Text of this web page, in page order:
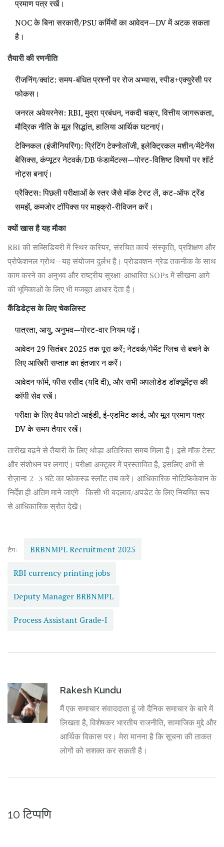
प्रमाण पत्र रखें।
NOC के बिना सरकारी/PSU कर्मियों का आवेदन—DV में अटक सकता
है।
तैयारी की रणनीति
रीजनिंग/क्वांट: समय-बंधित प्रश्नों पर रोज अभ्यास, स्पीड+एक्युरेसी पर
फोकस।
जनरल अवेयरनेस: RBI, मुद्रा प्रबंधन, नकदी चक्र, वित्तीय जागरूकता,
मौद्रिक नीति के मूल सिद्धांत, हालिया आर्थिक घटनाएं।
टेक्निकल (इंजीनियरिंग): प्रिंटिंग टेक्नोलॉजी, इलेक्ट्रिकल मशीन/मेंटेनेंस
बेसिक्स, कंप्यूटर नेटवर्क/DB फंडामेंटल्स—पोस्ट-विशिष्ट विषयों पर शॉर्ट
नोट्स बनाएं।
प्रैक्टिस: पिछली परीक्षाओं के स्तर जैसे मॉक टेस्ट लें, कट-ऑफ ट्रेंड
समझें, कमजोर टॉपिक्स पर माइक्रो-रीविजन करें।
क्यों खास है यह मौका
RBI की सब्सिडियरी में स्थिर करियर, संरचित कार्य-संस्कृति, प्रशिक्षण और
प्रोफेशनल ग्रोथ—यह संयोजन दुर्लभ है। प्रोडक्शन-ग्रेड तकनीक के साथ
काम करने का अनुभव और राष्ट्रीय सुरक्षा-आधारित SOPs में सीखना आगे
की भूमिकाओं के लिए भी मजबूत आधार देता है।
कैंडिडेट्स के लिए चेकलिस्ट
पात्रता, आयु, अनुभव—पोस्ट-वार नियम पढ़ें।
आवेदन 29 सितंबर 2025 तक पूरा करें; नेटवर्क/पेमेंट ग्लिच से बचने के
लिए आखिरी सप्ताह का इंतजार न करें।
आवेदन फॉर्म, फीस रसीद (यदि दी), और सभी अपलोडेड डॉक्यूमेंट्स की
कॉपी सेव रखें।
परीक्षा के लिए वैध फोटो आईडी, ई-एडमिट कार्ड, और मूल प्रमाण पत्र
DV के समय तैयार रखें।
तारीख बढ़ने से तैयारी के लिए थोड़ा अतिरिक्त समय मिला है। इसे मॉक टेस्ट
और संशोधन पर लगाएं। परीक्षा अक्टूबर में प्रस्तावित है, इसलिए अभी से
रोज़ाना 2–3 घंटे का फोकस्ड स्लॉट तय करें। आधिकारिक नोटिफिकेशन के
निर्देश ही अंतिम माने जाएंगे—किसी भी बदलाव/अपडेट के लिए नियमित रूप
से आधिकारिक स्रोत देखें।
टैग: BRBNMPL Recruitment 2025
RBI currency printing jobs
Deputy Manager BRBNMPL
Process Assistant Grade-I
Rakesh Kundu
मैं एक समाचार संवाददाता हूं जो दैनिक समाचार के बारे में
लिखता है, विशेषकर भारतीय राजनीति, सामाजिक मुद्दे और
आर्थिक विकास पर। मेरा मानना है कि सूचना की ताकत
लोगों को सशक्त कर सकती है।
10 टिप्पणि